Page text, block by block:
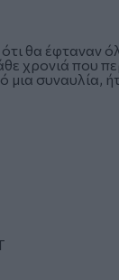
ότι θα έφταναν
χρονιά που
συναυλία,